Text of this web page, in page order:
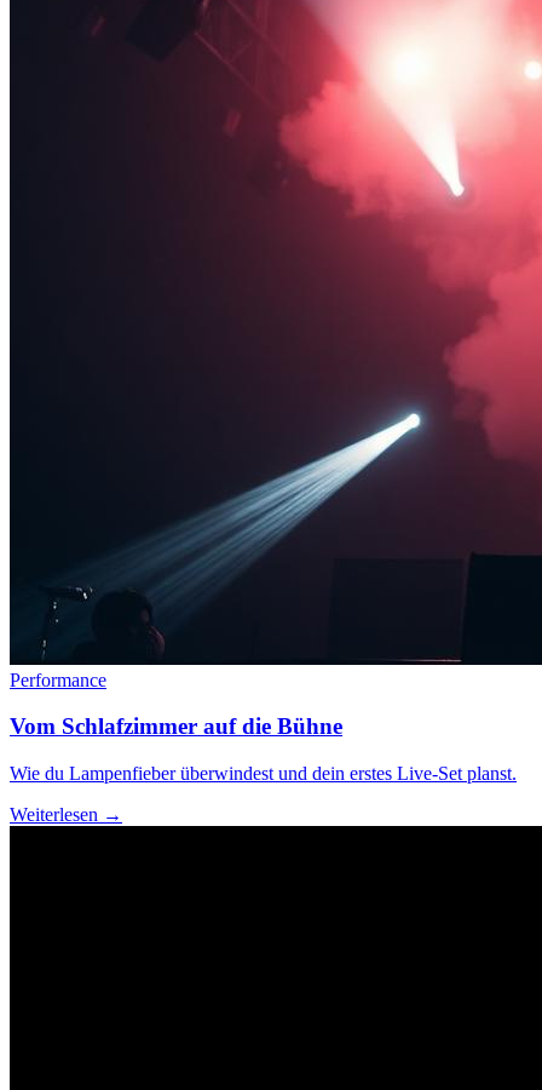
Performance
Vom Schlafzimmer auf die Bühne
Wie du Lampenfieber überwindest und dein erstes Live-Set planst.
Weiterlesen →